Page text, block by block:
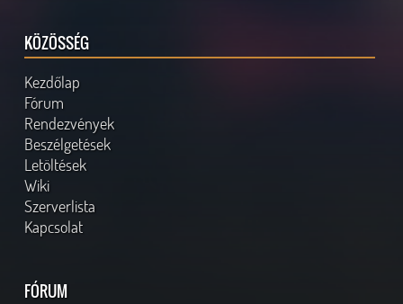
KÖZÖSSÉG
Kezdőlap
Fórum
Rendezvények
Beszélgetések
Letöltések
Wiki
Szerverlista
Kapcsolat
FÓRUM